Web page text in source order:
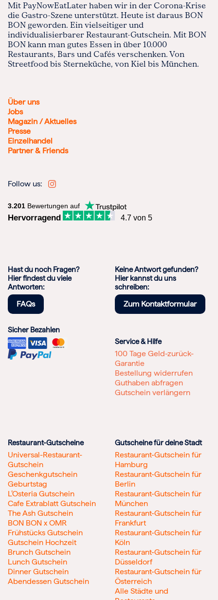
Mit PayNowEatLater haben wir in der Corona-Krise
die Gastro-Szene unterstützt. Heute ist daraus BON
BON geworden. Ein vielseitiger und
individualisierbarer Restaurant-Gutschein. Mit BON
BON kann man gutes Essen in über 10.000
Restaurants, Bars und Cafés verschenken. Von
Streetfood bis Sterneküche, von Kiel bis München.
Über uns
Jobs
Magazin / Aktuelles
Presse
Einzelhandel
Partner & Friends
Follow us:
3.201 Bewertungen auf
Hervorragend 4.7 von 5
Hast du noch Fragen?
Hier findest du viele
Antworten:
FAQs
Keine Antwort gefunden?
Hier kannst du uns
schreiben:
Zum Kontaktformular
Sicher Bezahlen
Service & Hilfe
100 Tage Geld-zurück-
Garantie
Bestellung widerrufen
Guthaben abfragen
Gutschein verlängern
Restaurant-Gutscheine
Universal-Restaurant-
Gutschein
Geschenkgutschein
Geburtstag
L’Osteria Gutschein
Cafe Extrablatt Gutschein
The Ash Gutschein
BON BON x OMR
Frühstücks Gutschein
Gutschein Hochzeit
Brunch Gutschein
Lunch Gutschein
Dinner Gutschein
Abendessen Gutschein
Gutscheine für deine Stadt
Restaurant-Gutschein für
Hamburg
Restaurant-Gutschein für
Berlin
Restaurant-Gutschein für
München
Restaurant-Gutschein für
Frankfurt
Restaurant-Gutschein für
Köln
Restaurant-Gutschein für
Düsseldorf
Restaurant-Gutschein für
Österreich
Alle Städte und